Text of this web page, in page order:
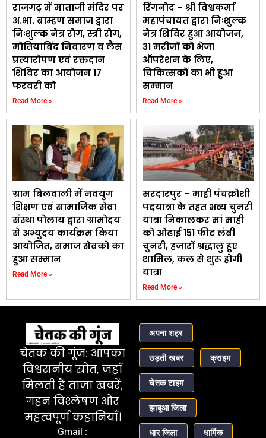
राजगढ़ में माताजी मंदिर पर
अ.भा. ब्राम्हण समाज द्वारा
निःशुल्क नेत्र रोग, स्त्री रोग,
मोतियाबिंद निवारण व लैंस
प्रत्यारोपण एवं रक्तदान
शिविर का आयोजन 17
फरवरी को
Read More »
रिंगनोद – श्री विश्वकर्मा
महापंचायत द्वारा निःशुल्क
नेत्र शिविर हुआ आयोजन,
31 मरीजों को भेजा
ऑपरेशन के लिए,
चिकित्सकों का भी हुआ
सम्मान
Read More »
ग्राम बिलवाली में नवयुग
शिक्षण एवं सामाजिक सेवा
संस्था पोलाय द्वारा ग्रामोदय
से अभ्युदय कार्यक्रम किया
आयोजित, समाज सेवको का
हुआ सम्मान
Read More »
सरदारपुर – माही पंचक्रोशी
पदयात्रा के तहत भव्य चुनरी
यात्रा निकालकर मां माही
को ओढाई 151 फीट लंबी
चुनरी, हजारों श्रद्धालु हुए
शामिल, कल से शुरू होगी
यात्रा
Read More »
चेतक की गूंज: आपका
विश्वसनीय स्रोत, जहाँ
मिलती हैं ताज़ा खबरें,
गहन विश्लेषण और
महत्वपूर्ण कहानियाँ।
Gmail :
अपना शहर
उड़ती खबर क्राइम
चेतक टाइम
झाबुआ जिला
धार जिला धार्मिक